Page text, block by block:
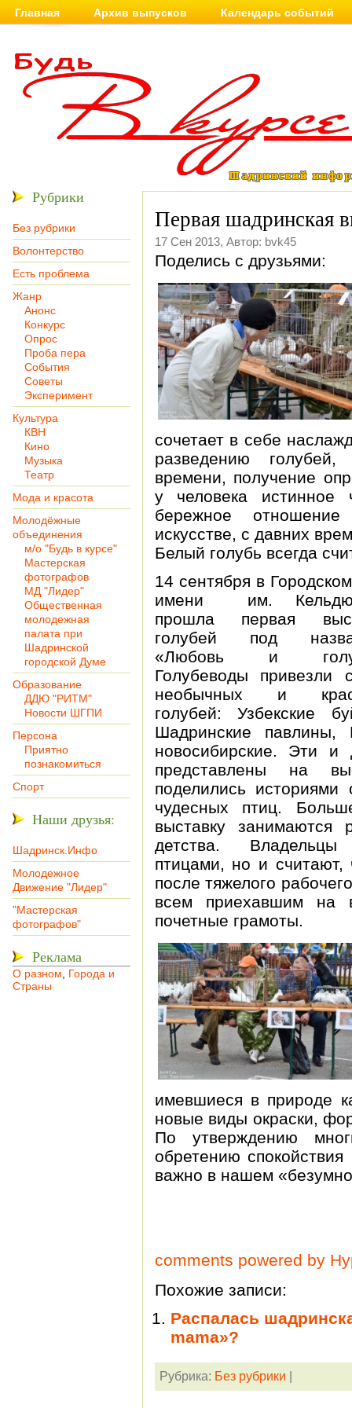
Главная Архив выпусков Календарь событий
Рубрики
Без рубрики
Волонтерство
Есть проблема
Жанр
Анонс
Конкурс
Опрос
Проба пера
События
Советы
Эксперимент
Культура
КВН
Кино
Музыка
Театр
Мода и красота
Молодёжные
объединения
м/о "Будь в курсе"
Мастерская
фотографов
МД "Лидер"
Общественная
молодежная
палата при
Шадринской
городской Думе
Образование
ДДЮ "РИТМ"
Новости ШГПИ
Персона
Приятно
познакомиться
Спорт
Наши друзья:
Шадринск.Инфо
Молодежное
Движение "Лидер"
"Мастерская
фотографов"
Реклама
О разном
Города и
Страны
Первая шадринская
17 Сен 2013, Автор: bvk45
Поделись с друзьями:
сочетает в себе
разведению голубей,
времени, получение
у человека
бережное
искусстве, с давних
Белый голубь всегда
14 сентября в
имени им.
прошла первая
голубей под
«Любовь и
Голубеводы привезли
необычных и
голубей: Узбекские
Шадринские павлины,
новосибирские. Эти
представлены на
поделились
чудесных птиц.
выставку занимаются
детства. Владельцы
птицами, но и считают,
после тяжелого
всем приехавшим на
почетные грамоты.
имевшиеся в природе
новые виды окраски,
По утверждению
обретению
важно в нашем
comments powered by
Похожие записи:
Распалась
mama»?
Рубрика: Без рубрики